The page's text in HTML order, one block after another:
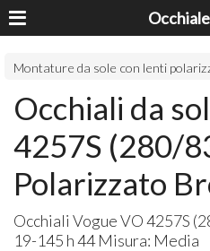
Montature da sole con lenti
Occhiali da
4257S (280/
Polarizzato
Occhiali Vogue VO 4257S
19-145 h 44 Misura: Media